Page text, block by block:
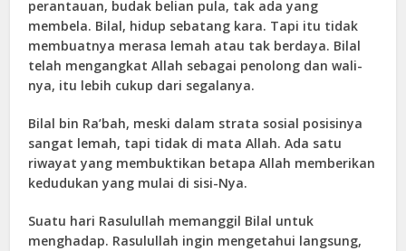
perantauan, budak belian pula, tak ada yang
membela. Bilal, hidup sebatang kara. Tapi itu tidak
membuatnya merasa lemah atau tak berdaya. Bilal
telah mengangkat Allah sebagai penolong dan wali-
nya, itu lebih cukup dari segalanya.
Bilal bin Ra’bah, meski dalam strata sosial posisinya
sangat lemah, tapi tidak di mata Allah. Ada satu
riwayat yang membuktikan betapa Allah memberikan
kedudukan yang mulai di sisi-Nya.
Suatu hari Rasulullah memanggil Bilal untuk
menghadap. Rasulullah ingin mengetahui langsung,